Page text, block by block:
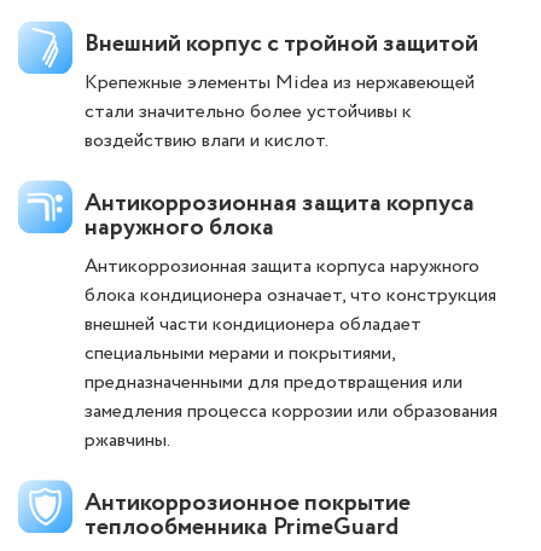
Внешний корпус с тройной защитой
Крепежные элементы Midea из нержавеющей
стали значительно более устойчивы к
воздействию влаги и кислот.
Антикоррозионная защита корпуса
наружного блока
Антикоррозионная защита корпуса наружного
блока кондиционера означает, что конструкция
внешней части кондиционера обладает
специальными мерами и покрытиями,
предназначенными для предотвращения или
замедления процесса коррозии или образования
ржавчины.
Антикоррозионное покрытие
теплообменника PrimeGuard